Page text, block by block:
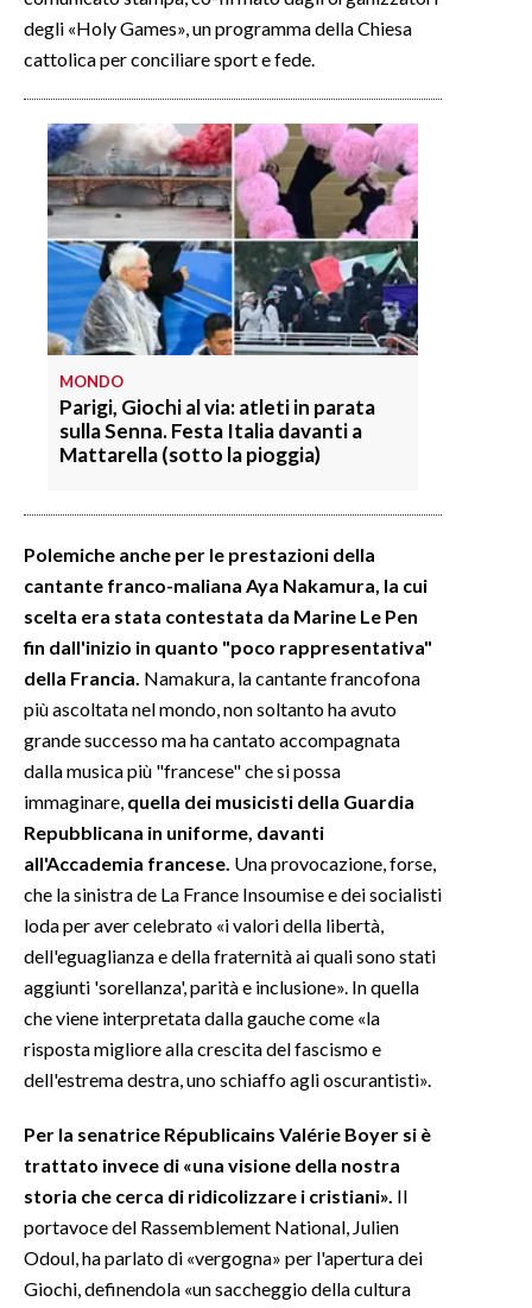
degli «Holy Games», un programma della Chiesa
cattolica per conciliare sport e fede.
MONDO
Parigi, Giochi al via: atleti in parata
sulla Senna. Festa Italia davanti a
Mattarella (sotto la pioggia)
Polemiche anche per le prestazioni della
cantante franco-maliana Aya Nakamura, la cui
scelta era stata contestata da Marine Le Pen
fin dall'inizio in quanto "poco rappresentativa"
della Francia. Namakura, la cantante francofona
più ascoltata nel mondo, non soltanto ha avuto
grande successo ma ha cantato accompagnata
dalla musica più "francese" che si possa
immaginare, quella dei musicisti della Guardia
Repubblicana in uniforme, davanti
all'Accademia francese. Una provocazione, forse,
che la sinistra de La France Insoumise e dei socialisti
loda per aver celebrato «i valori della libertà,
dell'eguaglianza e della fraternità ai quali sono stati
aggiunti 'sorellanza', parità e inclusione». In quella
che viene interpretata dalla gauche come «la
risposta migliore alla crescita del fascismo e
dell'estrema destra, uno schiaffo agli oscurantisti».
Per la senatrice Républicains Valérie Boyer si è
trattato invece di «una visione della nostra
storia che cerca di ridicolizzare i cristiani». Il
portavoce del Rassemblement National, Julien
Odoul, ha parlato di «vergogna» per l'apertura dei
Giochi, definendola «un saccheggio della cultura